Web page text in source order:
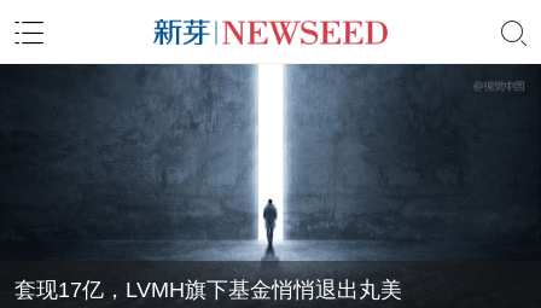
滴滴悄悄成立一家旅行社
套现17亿，LVMH旗下基金悄悄退出丸美
曾估值18亿，刘诗诗赵丽颖入股的这家公司赴港IPO
京东，刚刚收编一个家电零售商
筑梦之星准备赴美IPO，国内共享办公加速洗牌
滴滴悄悄成立一家旅行社
套现17亿，LVMH旗下基金悄悄退出丸美
商用洗碗机租赁平台「小格智能」完成A轮融